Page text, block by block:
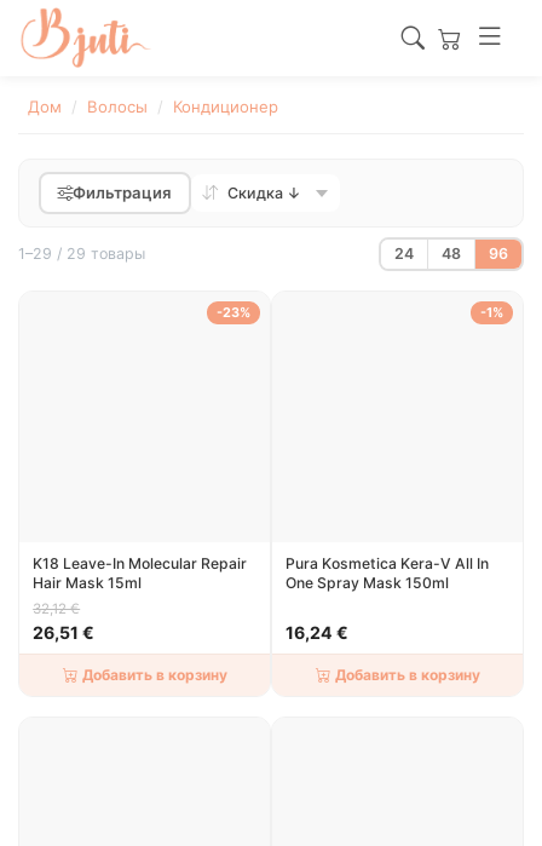
Дом Волосы Кондиционер
Фильтрация
1–29 / 29 товары 24 48 96
-23%
K18 Leave-In Molecular Repair
Hair Mask 15ml
32,12 €
26,51 €
Добавить в корзину
-1%
Pura Kosmetica Kera-V All In
One Spray Mask 150ml
16,24 €
Добавить в корзину